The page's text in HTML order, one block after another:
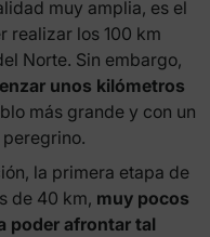
muy amplia, es el
realizar los 100 km
Norte. Sin embargo,
unos kilómetros
más grande y con un
la primera etapa de
de 40 km, muy pocos
poder afrontar tal